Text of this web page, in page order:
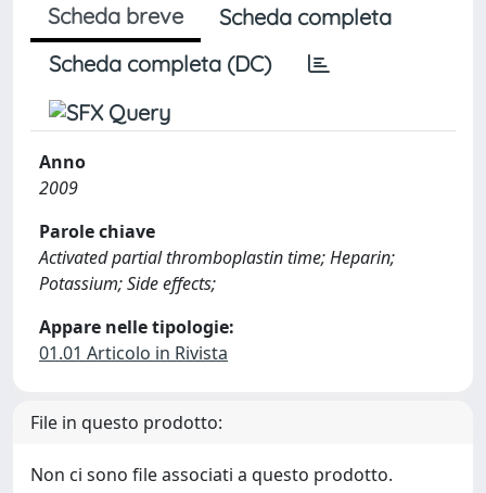
Scheda breve
Scheda completa
Scheda completa (DC)
Anno
2009
Parole chiave
Activated partial thromboplastin time; Heparin;
Potassium; Side effects;
Appare nelle tipologie:
01.01 Articolo in Rivista
File in questo prodotto:
Non ci sono file associati a questo prodotto.